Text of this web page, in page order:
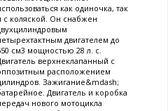
как одиночка, так
с коляской. Он снабжен
двигателем до
см3 мощностью 28 л. с.
верхнеклапанный с
расположением
Зажигание&mdash;
Двигатель и коробка
нового мотоцикла